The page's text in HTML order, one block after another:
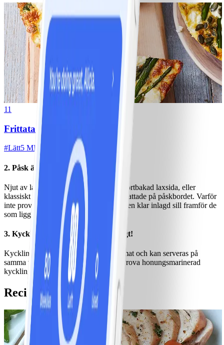
11
Frittata med chèvre och sparris
#Lätt5 MIN
2. Påsk är fest för feta fiskar!
Njut av lax och sill i alla former. Färsk örtbakad laxsida, eller
klassiskt inkokt lax blir båda lika uppskattade på påskbordet. Varför
inte prova den härlaxcarpaccion
? Välj en klar inlagd sill framför de
som ligger i feta såser.
3. Kyckling - både vårlätt och påskigt!
Kycklingfilé passar perfekt som buffémat och kan serveras på
samma vis som till exempel fläskfilé. Prova honungsmarinerad
kycklingfilé!
Recipes